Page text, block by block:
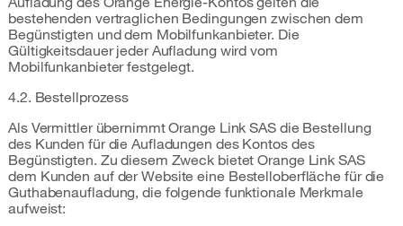
bestehenden vertraglichen Bedingungen zwischen dem
Begünstigten und dem Mobilfunkanbieter. Die
Gültigkeitsdauer jeder Aufladung wird vom
Mobilfunkanbieter festgelegt.
4.2. Bestellprozess
Als Vermittler übernimmt Orange Link SAS die Bestellung
des Kunden für die Aufladungen des Kontos des
Begünstigten. Zu diesem Zweck bietet Orange Link SAS
dem Kunden auf der Website eine Bestelloberfläche für die
Guthabenaufladung, die folgende funktionale Merkmale
aufweist: